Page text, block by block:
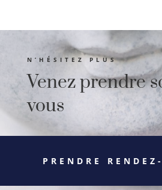
N’HÉSITEZ PLUS
Venez prendre
vous
PRENDRE